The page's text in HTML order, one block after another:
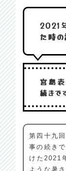
2021
た時の
宮島
続きで
第四十九
事の続き
けた2021
ような暑